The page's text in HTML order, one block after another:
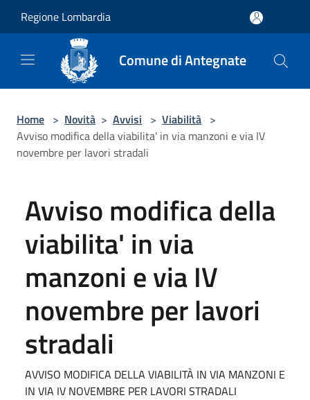
Regione Lombardia
Comune di Antegnate
Home > Novità > Avvisi > Viabilità >
Avviso modifica della viabilita' in via manzoni e via IV
novembre per lavori stradali
Avviso modifica della
viabilita' in via
manzoni e via IV
novembre per lavori
stradali
AVVISO MODIFICA DELLA VIABILITÀ IN VIA MANZONI E
IN VIA IV NOVEMBRE PER LAVORI STRADALI